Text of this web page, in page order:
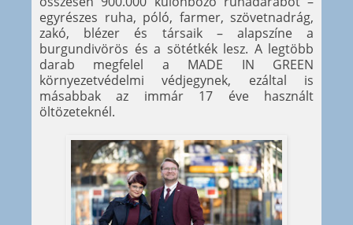
egyrészes ruha, póló, farmer, szövetnadrág,
zakó, blézer és társaik – alapszíne a
burgundivörös és a sötétkék lesz. A legtöbb
darab megfelel a MADE IN GREEN
környezetvédelmi védjegynek, ezáltal is
másabbak az immár 17 éve használt
öltözeteknél.